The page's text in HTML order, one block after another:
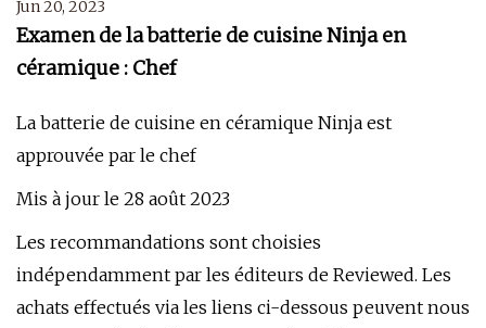
Jun 20, 2023
Examen de la batterie de cuisine Ninja en
céramique : Chef
La batterie de cuisine en céramique Ninja est
approuvée par le chef
Mis à jour le 28 août 2023
Les recommandations sont choisies
indépendamment par les éditeurs de Reviewed. Les
achats effectués via les liens ci-dessous peuvent nous